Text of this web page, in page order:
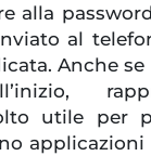
alla
al
Anche
utile per